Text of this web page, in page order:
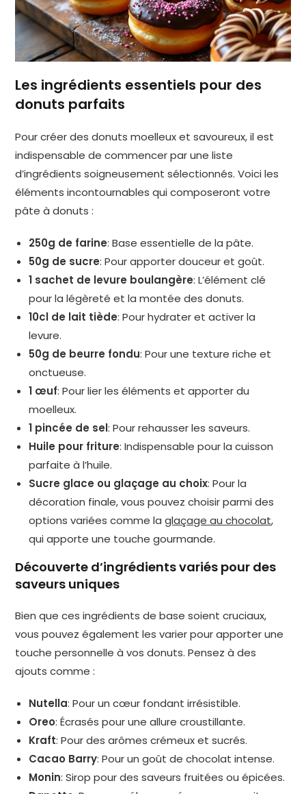
Les ingrédients essentiels pour des
donuts parfaits
Pour créer des donuts moelleux et savoureux, il est
indispensable de commencer par une liste
d’ingrédients soigneusement sélectionnés. Voici les
éléments incontournables qui composeront votre
pâte à donuts :
250g de farine: Base essentielle de la pâte.
50g de sucre: Pour apporter douceur et goût.
1 sachet de levure boulangère: L’élément clé
pour la légèreté et la montée des donuts.
10cl de lait tiède: Pour hydrater et activer la
levure.
50g de beurre fondu: Pour une texture riche et
onctueuse.
1 œuf: Pour lier les éléments et apporter du
moelleux.
1 pincée de sel: Pour rehausser les saveurs.
Huile pour friture: Indispensable pour la cuisson
parfaite à l’huile.
Sucre glace ou glaçage au choix: Pour la
décoration finale, vous pouvez choisir parmi des
options variées comme laglaçage au chocolat,
qui apporte une touche gourmande.
Découverte d’ingrédients variés pour des
saveurs uniques
Bien que ces ingrédients de base soient cruciaux,
vous pouvez également les varier pour apporter une
touche personnelle à vos donuts. Pensez à des
ajouts comme :
Nutella: Pour un cœur fondant irrésistible.
Oreo: Écrasés pour une allure croustillante.
Kraft: Pour des arômes crémeux et sucrés.
Cacao Barry: Pour un goût de chocolat intense.
Monin: Sirop pour des saveurs fruitées ou épicées.